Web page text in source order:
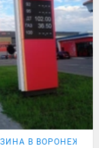
В ВОРОНЕЖЕ